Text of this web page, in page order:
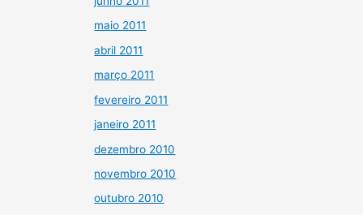
maio 2011
abril 2011
março 2011
fevereiro 2011
janeiro 2011
dezembro 2010
novembro 2010
outubro 2010